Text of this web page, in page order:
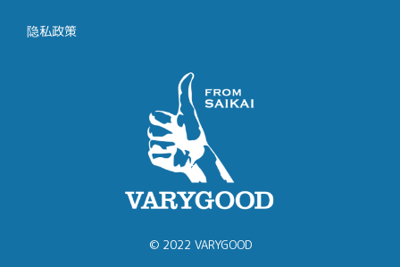
隐私政策
© 2022 VARYGOOD